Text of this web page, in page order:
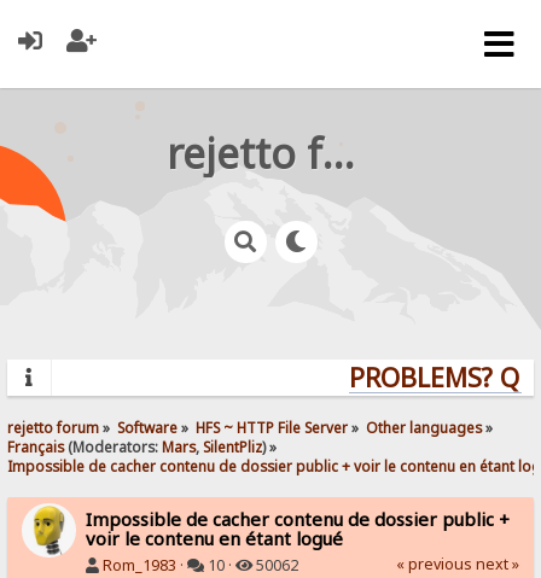
rejetto forum
PROBLEMS?
rejetto forum» Software» HFS ~ HTTP File Server» Other languages»
Français(Moderators:Mars,SilentPliz) »
Impossible de cacher contenu de dossier public + voir le contenu en étant
Impossible de cacher contenu de dossier public +
voir le contenu en étant logué
Rom_1983 · 10 · 50062 « previous next »